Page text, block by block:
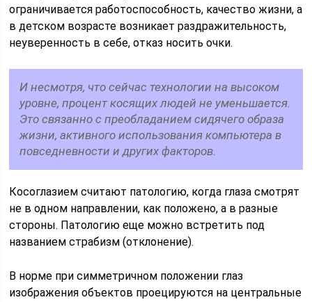
ограничивается работоспособность, качество жизни, а
в детском возрасте возникает раздражительность,
неуверенность в себе, отказ носить очки.
И несмотря, что сейчас технологии на высоком
уровне, процент косящих людей не уменьшается.
Это связанно с преобладанием сидячего образа
жизни, активного использования компьютера в
повседневности и других факторов.
Косоглазием считают патологию, когда глаза смотрят
не в одном направлении, как положено, а в разные
стороны. Патологию еще можно встретить под
названием страбизм (отклонение).
В норме при симметричном положении глаз
изображения объектов проецируются на центральные